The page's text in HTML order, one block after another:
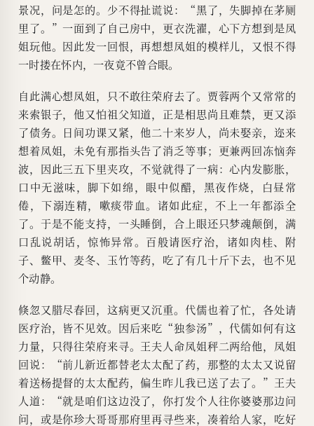
景况，问是怎的。少不得扯谎说：“黑了，失脚掉在茅厕
里了。”一面到了自己房中，更衣洗濯，心下方想到是凤
姐玩他。因此发一回恨，再想想凤姐的模样儿，又恨不得
一时搂在怀内，一夜竟不曾合眼。
自此满心想凤姐，只不敢往荣府去了。贾蓉两个又常常的
来索银子，他又怕祖父知道，正是相思尚且难禁，更又添
了债务。日间功课又紧，他二十来岁人，尚未娶亲，迩来
想着凤姐，未免有那指头告了消乏等事；更兼两回冻恼奔
波，因此三五下里夹攻，不觉就得了一病：心内发膨胀，
口中无滋味，脚下如绵，眼中似醋，黑夜作烧，白昼常
倦，下溺连精，嗽痰带血。诸如此症，不上一年都添全
了。于是不能支持，一头睡倒，合上眼还只梦魂颠倒，满
口乱说胡话，惊怖异常。百般请医疗治，诸如肉桂、附
子、鳖甲、麦冬、玉竹等药，吃了有几十斤下去，也不见
个动静。
倏忽又腊尽春回，这病更又沉重。代儒也着了忙，各处请
医疗治，皆不见效。因后来吃“独参汤”，代儒如何有这
力量，只得往荣府来寻。王夫人命凤姐秤二两给他，凤姐
回说：“前儿新近都替老太太配了药，那整的太太又说留
着送杨提督的太太配药，偏生昨儿我已送了去了。”王夫
人道：“就是咱们这边没了，你打发个人往你婆婆那边问
问，或是你珍大哥哥那府里再寻些来，凑着给人家，吃好